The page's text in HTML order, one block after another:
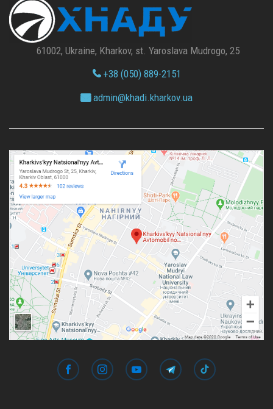
61002, Ukraine, Kharkov, st. Yaroslava Mudrogo, 25
+38 (050) 889-2151
admin@khadi.kharkov.ua